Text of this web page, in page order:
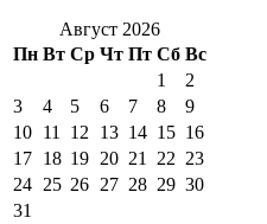
Август 2026
Пн Вт Ср Чт Пт Сб Вс
1
2
3
4 5 6 7 8
9
10 11 12 13 14 15 16
17 18 19 20 21 22 23
24 25 26 27 28 29 30
31